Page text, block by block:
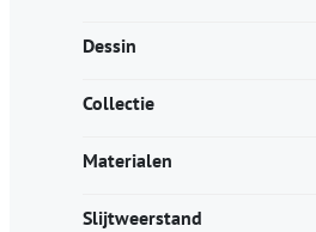
Dessin
Collectie
Materialen
Slijtweerstand